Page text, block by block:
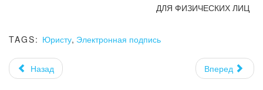
ДЛЯ ФИЗИЧЕСКИХ ЛИЦ
TAGS: Юристу, Электронная подпись
Назад Вперед